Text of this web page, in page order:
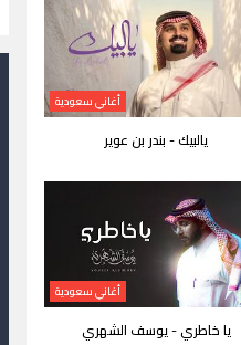
أغاني سعودية
يالبيك - بندر بن عوير
أغاني سعودية
يا خاطري - يوسف الشهري